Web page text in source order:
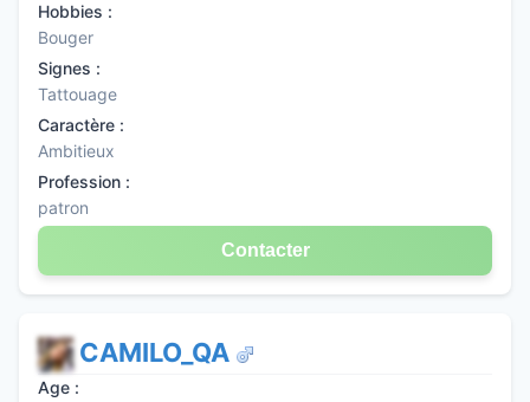
Hobbies :
Bouger
Signes :
Tattouage
Caractère :
Ambitieux
Profession :
patron
Contacter
CAMILO_QA
Age :